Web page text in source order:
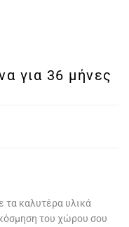
για 36 μήνες
τα καλυτέρα υλικά
του χώρου σου